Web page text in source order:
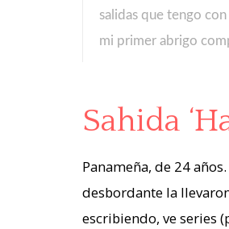
salidas que tengo
mi primer abrigo
Sahida
Panameña, de 24
desbordante la
escribiendo, ve series